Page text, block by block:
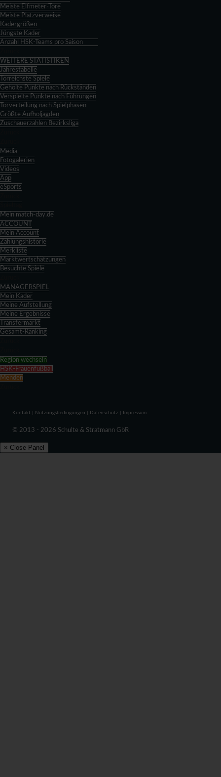
Meiste Elfmeter-Tore
Meiste Platzverweise
Kadergrößen
Jüngste Kader
Anzahl HSK-Teams pro Saison
WEITERE STATISTIKEN
Jahrestabelle
Torreichste Spiele
Geholte Punkte nach Rückständen
Verspielte Punkte nach Führungen
Torverteilung nach Spielphasen
Größte Aufholjagden
Zuschauerzahlen Bezirksliga
Media
Fotogalerien
Videos
App
eSports
Mein match-day.de
ACCOUNT
Mein Account
Zahlungshistorie
Merkliste
Marktwertschätzungen
Besuchte Spiele
MANAGERSPIEL
Mein Kader
Meine Aufstellung
Meine Ergebnisse
Transfermarkt
Gesamt-Ranking
Region wechseln
HSK-Frauenfußball
Menden
Kontakt Nutzungsbedingungen Datenschutz Impressum
© 2013 - 2026 Schulte & Stratmann GbR
× Close Panel